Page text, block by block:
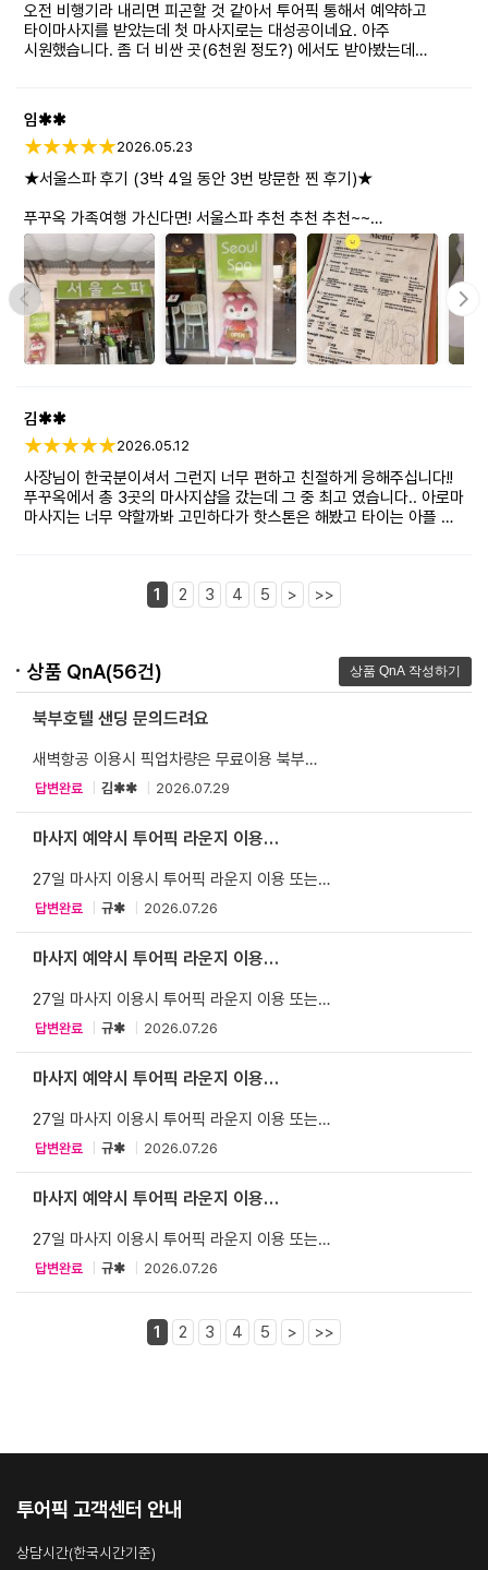
오전 비행기라 내리면 피곤할 것 같아서 투어픽 통해서 예약하고
타이마사지를 받았는데 첫 마사지로는 대성공이네요. 아주
시원했습니다. 좀 더 비싼 곳(6천원 정도?) 에서도 받아봤는데
임✱✱
2026.05.23
★서울스파 후기 (3박 4일 동안 3번 방문한 찐 후기)★
푸꾸옥 가족여행 가신다면! 서울스파 추천 추천 추천~~
엄마, 아빠 포함 5인 가족 & 아로마, 타이, 풋마사지, 풋스크럽&
팩까지 다양하게 받았어요~
▷공항 픽업부터 이동까지 편안하게~~
첫날 공항에서 바로 픽업 서비스를 부탁드렸는데 입국심사가
예상보다 길어져서 애가 탔는데 카톡으로 바로바로 상황
있었어요. 덕분에 도착하자마자 피곤한 상태에서 택시 잡고 이동하는
스트레스 없이 정말 편하게 이동했습니다.
▷푸꾸옥에서 마사지 고민 중이시라면! 타이 마사지 & 120분
추천추천추천~~~
끝나자마자 "너~~무 시원하다" 하시면서 엄청 만족하셨어요ㅋㅋㅋ
각질제거한거 확인도 시켜줘요~~아기발되고싶은분은 풋스크럽!
세번째에 또 타이 마사지를 받았는데 그 전에 다른 마사지샵도
가봤지만.. 서울스파 최고!!
시간괜찮으시면 마사지는 꼭 120분으로 하세요~~
타이 마사지 받으실 분은 애칭"B" 선생님 추천드려요~~굿굿굿!!
녹았습니다...
마사지 받는 중간중간 계속 괜찮은지 물어봐주시고 불편한 부분
없는지 체크해주시고 ‘세게’,‘살살’다 알아들으니까 걱정은 NO NO
아로마 받은 가족들도 다 꿀잠.. 아로마도 받고 싶었지만 제몸이
한개인지라 타이마사지에 몰빵!
▷ 위생과 분위기
깨끗함 & 시원함 & 밝고 친절하고 편안한 분위기
직원분들이 문 직접 열어주시면서 반겨주세요~~
뽀송뽀송하고 깨끗한 향이 나서 기분이 좋았어요.
음악도 조용하고~ 꿀잠자고 일어나면 피로가 싹 가셔요~~
▷ TO. 사장님 감사해용
급하게 계좌이체해드리고 환전해주실 수 있냐고 문의드렸는데
엄마, 아빠도 같이 간 거라 등에 땀났는데 사장님 너무 감사해요♡
사장님 진짜 친절하세용ㅎㅎㅎ
김✱✱
2026.05.12
사장님이 한국분이셔서 그런지 너무 편하고 친절하게 응해주십니다!!
푸꾸옥에서 총 3곳의 마사지샵을 갔는데 그 중 최고 였습니다.. 아로마
마사지는 너무 약할까봐 고민하다가 핫스톤은 해봤고 타이는 아플 것
세심하게 잘 케어해주세요. 돈이 아깝지 않은 마사지샵이었어요. 진짜
1 2 3 4 5 > >>
상품 QnA(56건)
북부호텔 샌딩 문의드려요
새벽항공 이용시 픽업차량은 무료이용 북부
(크라운플라자호텔 샌딩) 추가 비용이 있는지
문의드려요 성인 2인 -아로마 마사지 90분 초등2인-
키즈마사지 90분 이용예정입니다.
답변완료 김✱✱ 2026.07.29
마사지 예약시 투어픽 라운지 이용
27일 마사지 이용시 투어픽 라운지 이용 또는
짐보관가능한가요? 라운지에 짐보관 불가능하면
마사지샵에 짐보관 가능한가요?
답변완료 규✱ 2026.07.26
마사지 예약시 투어픽 라운지 이용
27일 마사지 이용시 투어픽 라운지 이용 또는
짐보관가능한가요? 라운지에 짐보관 불가능하면
마사지샵에 짐보관 가능한가요?
답변완료 규✱ 2026.07.26
마사지 예약시 투어픽 라운지 이용
27일 마사지 이용시 투어픽 라운지 이용 또는
짐보관가능한가요? 라운지에 짐보관 불가능하면
마사지샵에 짐보관 가능한가요?
답변완료 규✱ 2026.07.26
마사지 예약시 투어픽 라운지 이용
27일 마사지 이용시 투어픽 라운지 이용 또는
짐보관가능한가요? 라운지에 짐보관 불가능하면
마사지샵에 짐보관 가능한가요?
답변완료 규✱ 2026.07.26
1 2 3 4 5 > >>
투어픽 고객센터 안내
상담시간(한국시간기준)